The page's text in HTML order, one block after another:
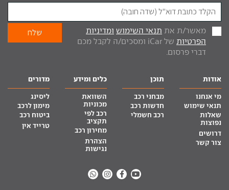
מאשר/ת את תנאי השימוש ומדיניות
הפרטיות
של iCar ומסכים/ה לקבל מכם
דברי פרסום.
אודות
מי אנחנו
תנאי שימוש
שאלות
נפוצות
דרושים
צור קשר
תוכן
מבחני רכב
חדשות רכב
רכב חשמלי
כלים ומידע
השוואת
מכוניות
רכב לפי
תקציב
מחירון רכב
הצהרת
נגישות
מדורים
ליסינג
מימון לרכב
ביטוח רכב
טרייד אין